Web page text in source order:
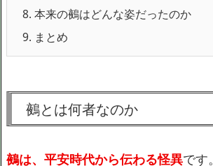
8. 本来の鵺はどんな姿だったのか
9. まとめ
鵺とは何者なのか
鵺は、平安時代から伝わる怪異です。